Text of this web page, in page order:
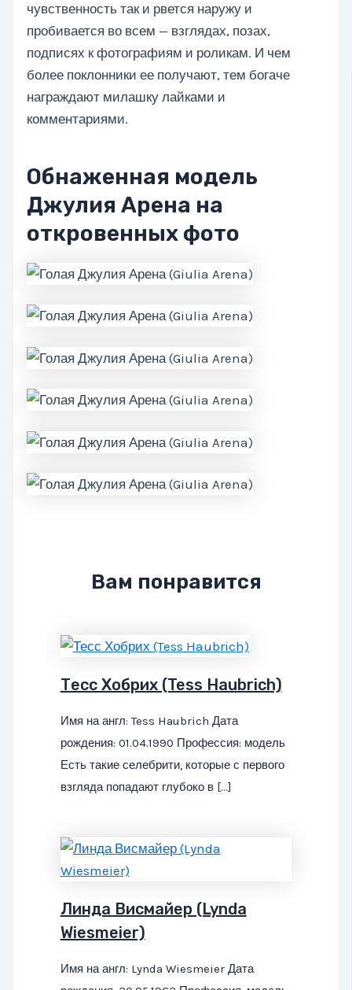
чувственность так и рвется наружу и
пробивается во всем — взглядах, позах,
подписях к фотографиям и роликам. И чем
более поклонники ее получают, тем богаче
награждают милашку лайками и
комментариями.
Обнаженная модель
Джулия Арена на
откровенных фото
Вам понравится
Тесс Хобрих (Tess Haubrich)
Имя на англ: Tess Haubrich Дата
рождения: 01.04.1990 Профессия: модель
Есть такие селебрити, которые с первого
взгляда попадают глубоко в […]
Линда Висмайер (Lynda
Wiesmeier)
Имя на англ: Lynda Wiesmeier Дата